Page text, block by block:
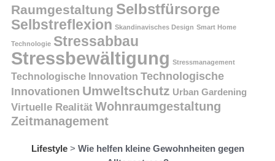
Raumgestaltung Selbstfürsorge
Selbstreflexion Skandinavisches Design Smart Home
Technologie Stressabbau
Stressbewältigung Stressmanagement
Technologische Innovation Technologische
Innovationen Umweltschutz Urban Gardening
Virtuelle Realität Wohnraumgestaltung
Zeitmanagement
Lifestyle> Wie helfen kleine Gewohnheiten gegen